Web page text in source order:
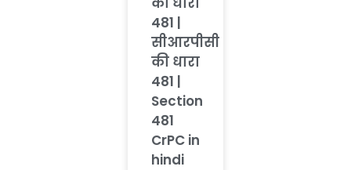
481 |
सीआरपीसी
की धारा
481 |
Section
481
CrPC in
hindi